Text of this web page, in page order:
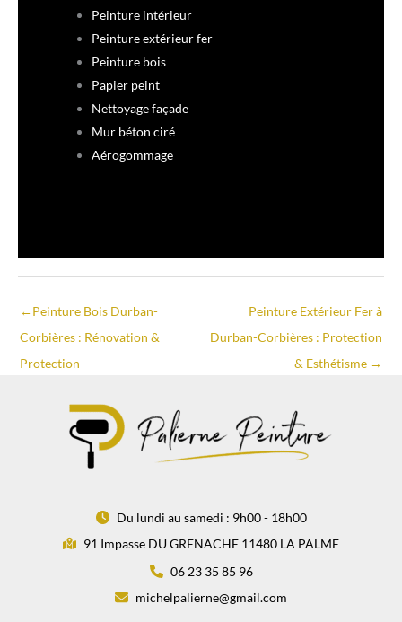
Peinture intérieur
Peinture extérieur fer
Peinture bois
Papier peint
Nettoyage façade
Mur béton ciré
Aérogommage
←Peinture Bois Durban-
Corbières : Rénovation &
Protection
Peinture Extérieur Fer à
Durban-Corbières : Protection
& Esthétisme →
Du lundi au samedi : 9h00 - 18h00
91 Impasse DU GRENACHE 11480 LA PALME
06 23 35 85 96
michelpalierne@gmail.com